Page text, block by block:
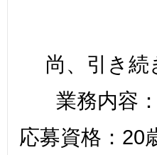
尚、引き
業務内容
応募資格：20